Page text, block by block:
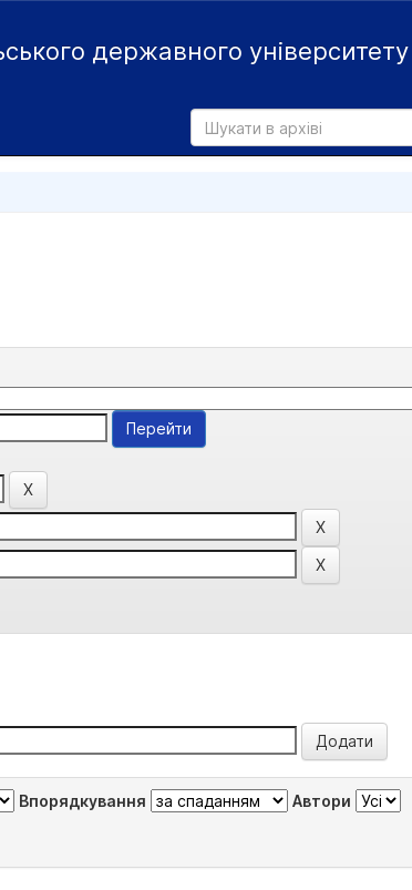
державного університету
Впорядкування Автори